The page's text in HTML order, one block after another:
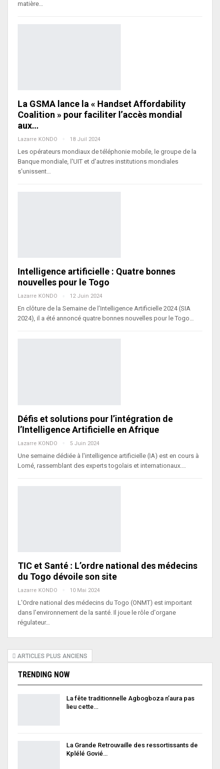
matière…
La GSMA lance la « Handset Affordability
Coalition » pour faciliter l’accès mondial
aux…
Lazarre KONDO 18 Juil 2024
Les opérateurs mondiaux de téléphonie mobile, le groupe de la
Banque mondiale, l'UIT et d'autres institutions mondiales
s'unissent…
Intelligence artificielle : Quatre bonnes
nouvelles pour le Togo
Lazarre KONDO 12 Juin 2024
En clôture de la Semaine de l’Intelligence Artificielle 2024 (SIA
2024), il a été annoncé quatre bonnes nouvelles pour le Togo…
Défis et solutions pour l’intégration de
l’Intelligence Artificielle en Afrique
Lazarre KONDO 5 Juin 2024
Une semaine dédiée à l'intelligence artificielle (IA) est en cours à
Lomé, rassemblant des experts togolais et internationaux.…
TIC et Santé : L’ordre national des médecins
du Togo dévoile son site
Lazarre KONDO 10 Mai 2024
L'Ordre national des médecins du Togo (ONMT) est important
dans l'environnement de la santé. Il joue le rôle d'organe
régulateur…
ARTICLES PLUS ANCIENS
TRENDING NOW
La fête traditionnelle Agbogboza n’aura pas
lieu cette…
La Grande Retrouvaille des ressortissants de
Kplélé Govié…